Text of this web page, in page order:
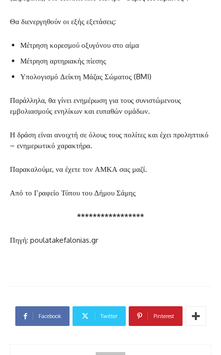
Θα διενεργηθούν οι εξής εξετάσεις:
Μέτρηση κορεσμού οξυγόνου στο αίμα
Μέτρηση αρτηριακής πίεσης
Υπολογισμό Δείκτη Μάζας Σώματος (BMI)
Παράλληλα, θα γίνει ενημέρωση για τους συνιστώμενους
εμβολιασμούς ενηλίκων και ευπαθών ομάδων.
Η δράση είναι ανοιχτή σε όλους τους πολίτες και έχει προληπτικό
– ενημερωτικό χαρακτήρα.
Παρακαλούμε, να έχετε τον ΑΜΚΑ σας μαζί.
Από το Γραφείο Τύπου του Δήμου Σάμης
*****************
Πηγή: poulatakefalonias.gr
Facebook Twitter Pinterest